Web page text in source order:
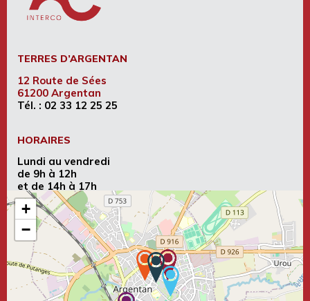
TERRES D’ARGENTAN
12 Route de Sées
61200 Argentan
Tél. : 02 33 12 25 25
HORAIRES
Lundi au vendredi
de 9h à 12h
et de 14h à 17h
+
−